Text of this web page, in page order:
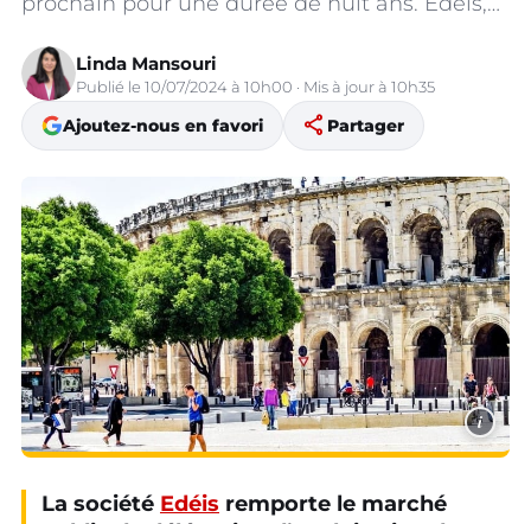
Linda Mansouri
Publié le 10/07/2024 à 10h00 · Mis à jour à 10h35
Ajoutez-nous en favori share Partager
i
La société Edéis remporte le marché